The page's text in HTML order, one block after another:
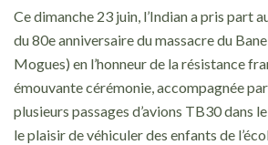
Ce dimanche 23 juin, l’Indian a pris part
du 80e anniversaire du massacre du
Mogues) en l’honneur de la résistance
émouvante cérémonie, accompagnée
plusieurs passages d’avions TB30 dans
le plaisir de véhiculer des enfants de